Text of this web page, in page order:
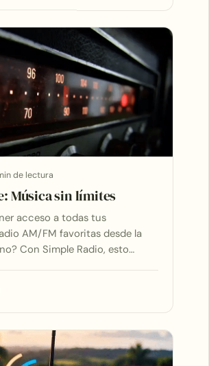
de lectura
Música sin límites
acceso a todas tus
AM/FM favoritas desde la
Con Simple Radio, esto…